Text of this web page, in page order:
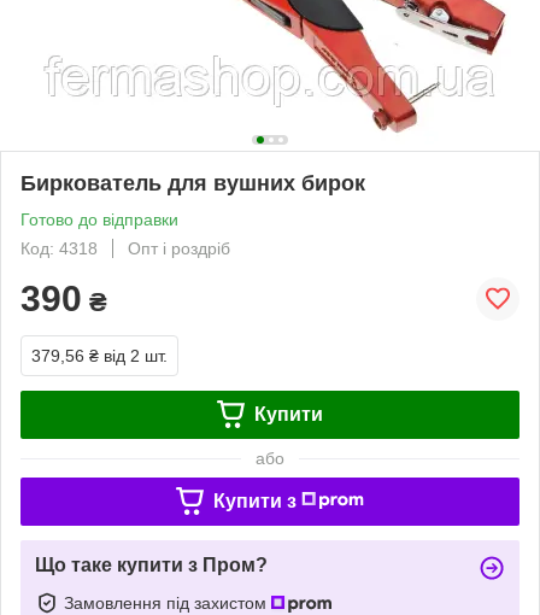
Биркователь для вушних бирок
Готово до відправки
Код: 4318
Опт і роздріб
390 ₴
379,56 ₴ від 2 шт.
Купити
або
Купити з
Що таке купити з Пром?
Замовлення під захистом